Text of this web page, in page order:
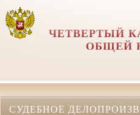
ЧЕТВЕРТЫЙ
ОБЩЕЙ
СУДЕБНОЕ